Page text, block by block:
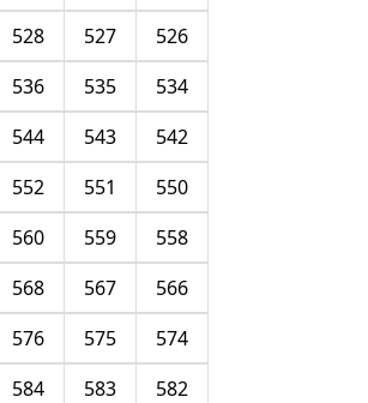
526
527
528
534
535
536
542
543
544
550
551
552
558
559
560
566
567
568
574
575
576
582
583
584